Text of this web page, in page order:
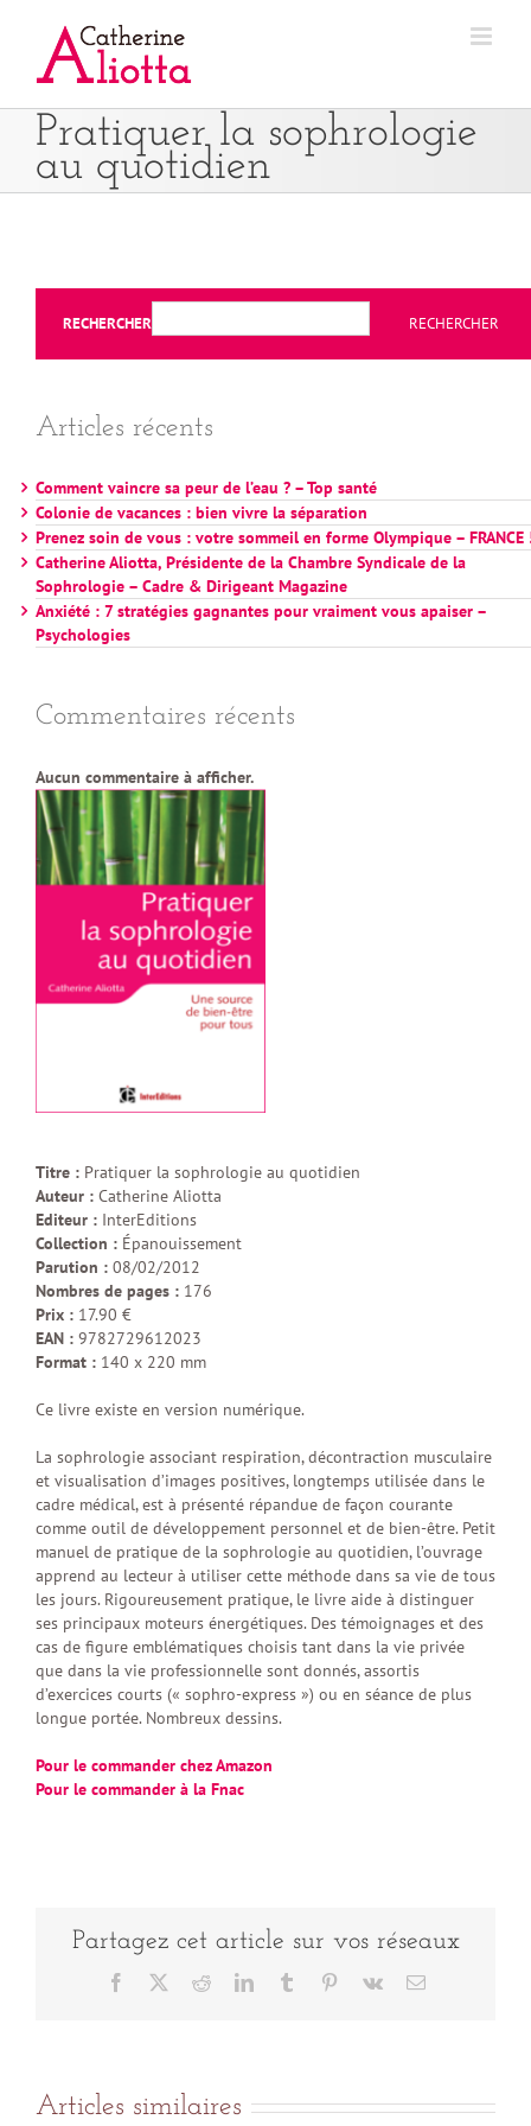
contenu
Pratiquer la sophrologie
au quotidien
Titre : Pratiquer la sophrologie au quotidien
Auteur : Catherine Aliotta
Editeur : InterEditions
Collection : Épanouissement
Parution : 08/02/2012
Nombres de pages : 176
Prix : 17.90 €
EAN : 9782729612023
Format : 140 x 220 mm
Ce livre existe en version numérique.
La sophrologie associant respiration, décontraction musculaire
et visualisation d’images positives, longtemps utilisée dans le
cadre médical, est à présenté répandue de façon courante
comme outil de développement personnel et de bien-être. Petit
manuel de pratique de la sophrologie au quotidien, l’ouvrage
apprend au lecteur à utiliser cette méthode dans sa vie de tous
les jours. Rigoureusement pratique, le livre aide à distinguer
ses principaux moteurs énergétiques. Des témoignages et des
cas de figure emblématiques choisis tant dans la vie privée
que dans la vie professionnelle sont donnés, assortis
d’exercices courts (« sophro-express ») ou en séance de plus
longue portée. Nombreux dessins.
Pour le commander chez Amazon
Pour le commander à la Fnac
Partagez cet article sur vos réseaux
Facebook RedditLinkedInTumblr Pinterest
Vk Email
Articles similaires
RECHERCHER RECHERCHER
Articles récents
Comment vaincre sa peur de l’eau ? – Top santé
Colonie de vacances : bien vivre la séparation
Prenez soin de vous : votre sommeil en forme Olympique – FRANCE
Catherine Aliotta, Présidente de la Chambre Syndicale de la
Sophrologie – Cadre & Dirigeant Magazine
Anxiété : 7 stratégies gagnantes pour vraiment vous apaiser –
Psychologies
Commentaires récents
Aucun commentaire à afficher.